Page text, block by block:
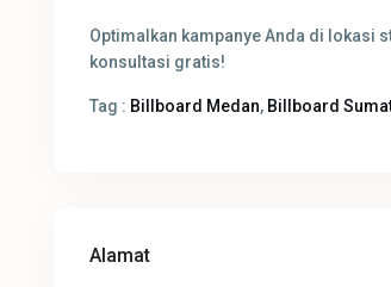
Optimalkan kampanye Anda di lokasi
konsultasi gratis!
Tag : Billboard Medan, Billboard
Alamat